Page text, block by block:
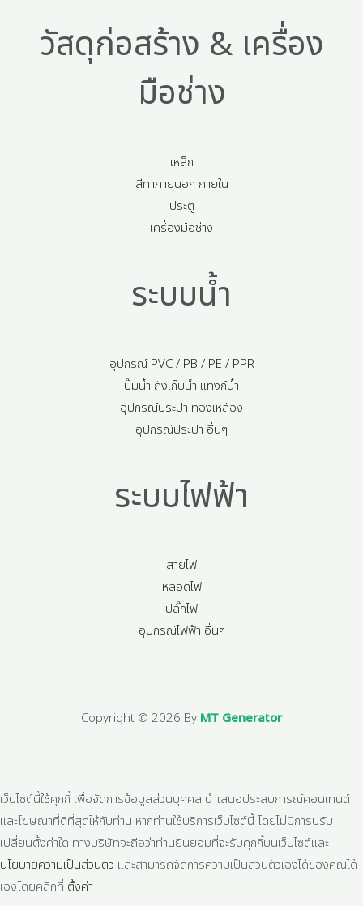
วัสดุก่อสร้าง & เครื่อง
มือช่าง
เหล็ก
สีทาภายนอก ภายใน
ประตู
เครื่องมือช่าง
ระบบน้ำ
อุปกรณ์ PVC / PB / PE / PPR
ปั๊มน้ำ ถังเก็บน้ำ แทงก์น้ำ
อุปกรณ์ประปา ทองเหลือง
อุปกรณ์ประปา อื่นๆ
ระบบไฟฟ้า
สายไฟ
หลอดไฟ
ปลั๊กไฟ
อุปกรณ์ไฟฟ้า อื่นๆ
Copyright © 2026 By MT Generator
เว็บไซต์นี้ใช้คุกกี้ เพื่อจัดการข้อมูลส่วนบุคคล นำเสนอประสบการณ์คอนเทนต์
และโฆษณาที่ดีที่สุดให้กับท่าน หากท่านใช้บริการเว็บไซต์นี้ โดยไม่มีการปรับ
เปลี่ยนตั้งค่าใด ทางบริษัทจะถือว่าท่านยินยอมที่จะรับคุกกี้บนเว็บไซต์และ
นโยบายความเป็นส่วนตัว และสามารถจัดการความเป็นส่วนตัวเองได้ของคุณได้
เองโดยคลิกที่ ตั้งค่า